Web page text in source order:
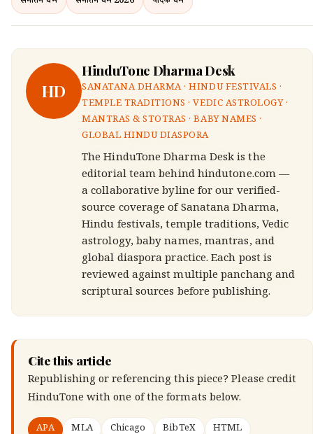
HD
HinduTone Dharma Desk
SANATANA DHARMA · HINDU FESTIVALS ·
TEMPLE TRADITIONS · VEDIC ASTROLOGY ·
MANTRAS & STOTRAS · BABY NAMES ·
GLOBAL HINDU DIASPORA
The HinduTone Dharma Desk is the
editorial team behind hindutone.com —
a collaborative byline for our verified-
source coverage of Sanatana Dharma,
Hindu festivals, temple traditions, Vedic
astrology, baby names, mantras, and
global diaspora practice. Each post is
reviewed against multiple panchang and
scriptural sources before publishing.
Cite this article
Republishing or referencing this piece? Please credit
HinduTone with one of the formats below.
APA MLA Chicago BibTeX HTML